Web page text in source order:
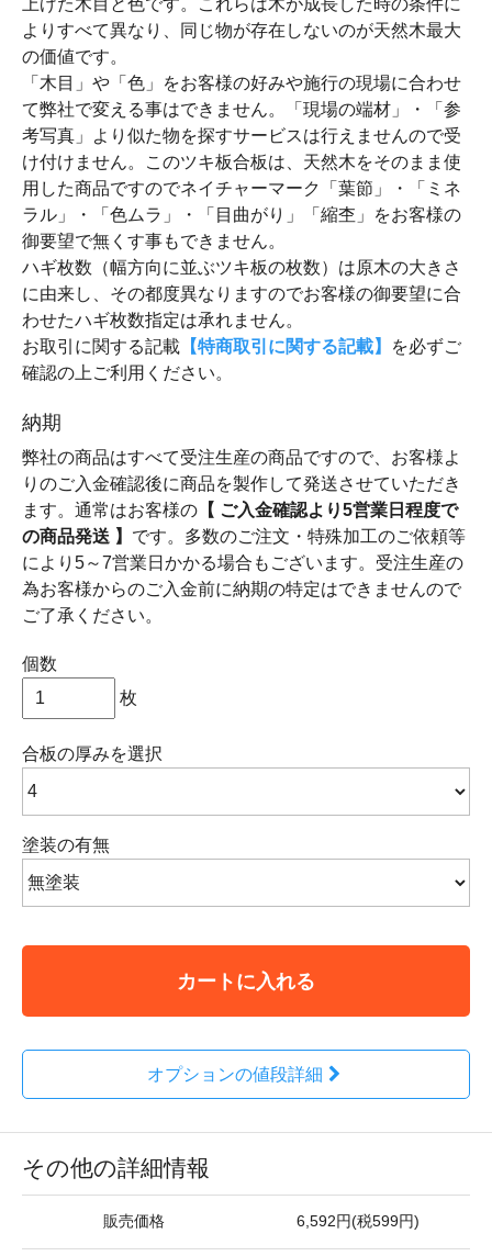
上げた木目と色です。これらは木が成長した時の条件に
よりすべて異なり、同じ物が存在しないのが天然木最大
の価値です。
「木目」や「色」をお客様の好みや施行の現場に合わせ
て弊社で変える事はできません。「現場の端材」・「参
考写真」より似た物を探すサービスは行えませんので受
け付けません。このツキ板合板は、天然木をそのまま使
用した商品ですのでネイチャーマーク「葉節」・「ミネ
ラル」・「色ムラ」・「目曲がり」「縮杢」をお客様の
御要望で無くす事もできません。
ハギ枚数（幅方向に並ぶツキ板の枚数）は原木の大きさ
に由来し、その都度異なりますのでお客様の御要望に合
わせたハギ枚数指定は承れません。
お取引に関する記載 【特商取引に関する記載】
を必ずご
確認の上ご利用ください。
納期
弊社の商品はすべて受注生産の商品ですので、お客様よ
りのご入金確認後に商品を製作して発送させていただき
ます。通常はお客様の 【 ご入金確認より5営業日程度で
の商品発送 】 です。多数のご注文・特殊加工のご依頼等
により5～7営業日かかる場合もございます。受注生産の
為お客様からのご入金前に納期の特定はできませんので
ご了承ください。
個数
枚
合板の厚みを選択
塗装の有無
カートに入れる
オプションの値段詳細
その他の詳細情報
販売価格 6,592円(税599円)